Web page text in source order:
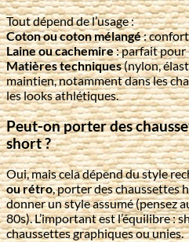
Tout dépend de l’usage :
Coton ou coton mélangé:
Laine ou cachemire: parfait pour
Matières techniques(nylon,
maintien, notamment dans les
les looks athlétiques.
Peut-on porter des
short ?
Oui, mais cela dépend du style
ou rétro, porter des chaussettes
donner un style assumé (pensez
80s). L’important est l’équilibre :
chaussettes graphiques ou unies.